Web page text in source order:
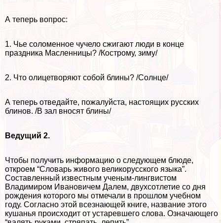
А теперь вопрос:
1. Чье соломенное чучело сжигают люди в конце
праздника Масленницы? /Кострому, зиму/
2. Что олицетворяют собой блины? /Солнце/
А теперь отведайте, пожалуйста, настоящих русских
блинов. /В зал вносят блины/
Ведущий 2.
Чтобы получить информацию о следующем блюде,
откроем “Словарь живого великорусского языка”.
Составленный известным ученым-лингвистом
Владимиром Ивановичем Далем, двухсотлетие со дня
рождения которого мы отмечали в прошлом учебном
году. Согласно этой всезнающей книге, название этого
кушанья происходит от устаревшего слова. Означающего